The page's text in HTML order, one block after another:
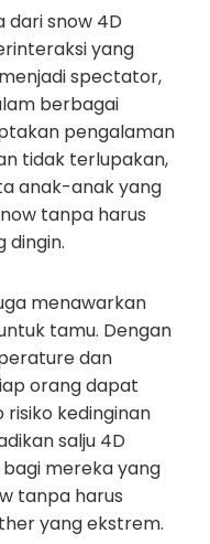
dari snow 4D
yang
spectator,
berbagai
pengalaman
tidak terlupakan,
anak-anak yang
tanpa harus
dingin.
menawarkan
tamu. Dengan
dan
orang dapat
kedinginan
salju 4D
mereka yang
tanpa harus
yang ekstrem.